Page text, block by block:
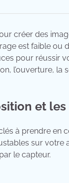
créer des
est faible ou
pour réussir
l’ouverture, la
et les
à prendre
sur votre
le capteur.